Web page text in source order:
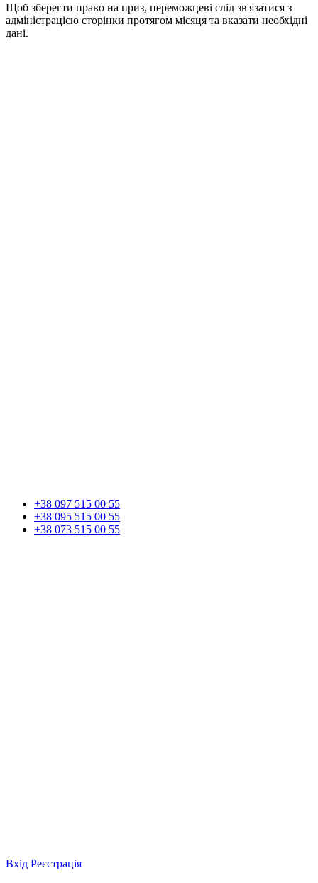
Щоб зберегти право на приз, переможцеві слід зв'язатися з
адміністрацією сторінки протягом місяця та вказати необхідні
дані.
+38 097 515 00 55
+38 095 515 00 55
+38 073 515 00 55
Вхід Реєстрація